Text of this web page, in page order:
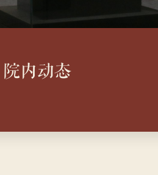
院内动态